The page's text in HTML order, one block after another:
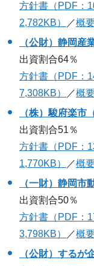
方針書（PDF：
2,782KB）
／概
（公財）静岡産
出資割合64％
方針書（PDF：
7,308KB）
／概
（株）駿府楽市
出資割合51％
方針書（PDF：
1,770KB）
／概
（一財）静岡市
出資割合50％
方針書（PDF：
3,798KB）
／概
（公財）するが